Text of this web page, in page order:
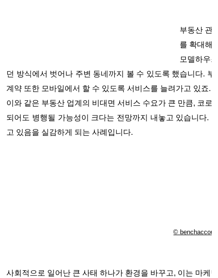
부동산 관
를 확대해
모델하우
던 방식에서 벗어나 주변 동네까지 볼 수 있도록 했습니다.
계약 또한 모바일에서 할 수 있도록 서비스를 늘려가고 있죠.
이와 같은 부동산 업계의 비대면 서비스 수요가 큰 만큼, 코로
되어도 병행될 가능성이 크다는 전망까지 내놓고 있습니다.
고 있음을 실감하게 되는 사례입니다.
©
사회적으로 일어난 큰 사태 하나가 환경을 바꾸고, 이는 마케